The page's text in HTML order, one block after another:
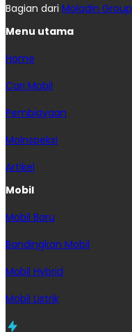
Bagian dari Moladin Group
Menu utama
Home
Cari Mobil
Pembiayaan
MoInspeksi
Artikel
Mobil
Mobil Baru
Bandingkan Mobil
Mobil Hybrid
Mobil Listrik